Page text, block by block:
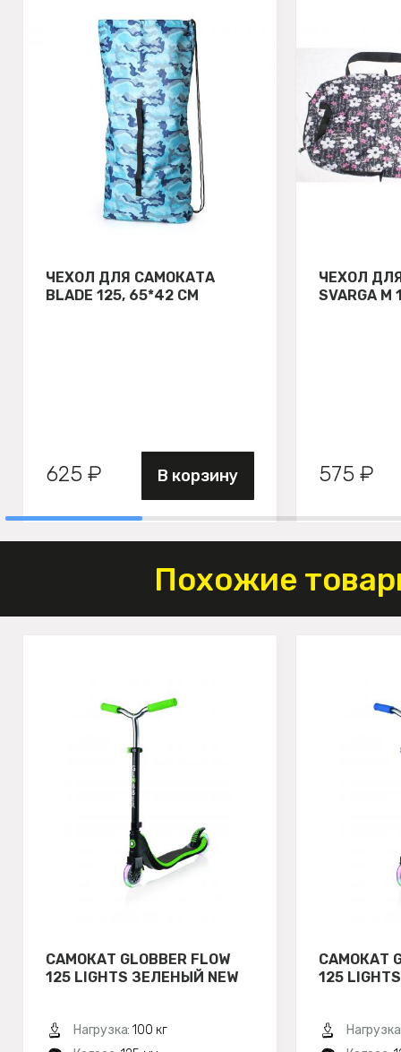
ЧЕХОЛ ДЛЯ САМОКАТА
BLADE 125, 65*42 СМ
625 ₽ В корзину
ЧЕХОЛ
SVARGA М
575 ₽
Похожие
САМОКАТ GLOBBER FLOW
125 LIGHTS ЗЕЛЕНЫЙ NEW
Нагрузка: 100 кг
САМОКАТ
125